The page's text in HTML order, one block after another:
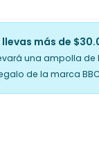
llevas más de
una ampolla de
de la marca